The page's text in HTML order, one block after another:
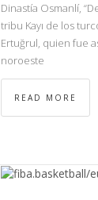
Dinastía Osmanlí,
tribu Kayı de los
Ertuğrul, quien fue
noroeste
READ MORE